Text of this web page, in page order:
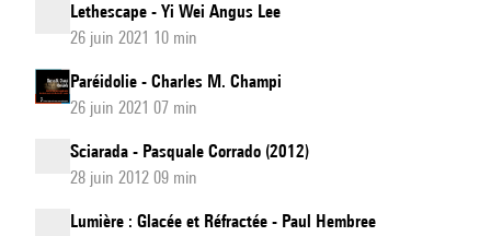
Lethescape - Yi Wei Angus Lee
26 juin 2021 10 min
Paréidolie - Charles M. Champi
26 juin 2021 07 min
Sciarada - Pasquale Corrado (2012)
28 juin 2012 09 min
Lumière : Glacée et Réfractée - Paul Hembree